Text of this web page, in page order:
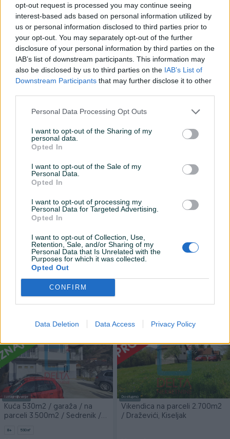
opt-out request is processed you may continue seeing
interest-based ads based on personal information utilized by
us or personal information disclosed to third parties prior to
your opt-out. You may separately opt-out of the further
disclosure of your personal information by third parties on the
IAB’s list of downstream participants. This information may
also be disclosed by us to third parties on the IAB’s List of
Downstream Participants that may further disclose it to other
Personal Data Processing Opt Outs
I want to opt-out of the Sharing of my
personal data.
Opted In
I want to opt-out of the Sale of my
Personal Data.
Opted In
I want to opt-out of processing my
Personal Data for Targeted Advertising.
Opted In
I want to opt-out of Collection, Use,
Retention, Sale, and/or Sharing of my
Personal Data that Is Unrelated with the
Purposes for which it was collected.
Opted Out
CONFIRM
Data Deletion Data Access Privacy Policy
prije godinu prije godinu
Iznajmljivanje
Namješten trosoban stan /
1.sprat / 69m2 / Grbavica /
69㎡
Na upit
Iznajmljivanje Dostupno
Namješten dvosoban stan /
garažno mjesto / Grbavica
Dvosoban (2)
Namješten dvosoban stan /
60m2 / Velešići / Novo
Dvosoban (2) 60㎡
Na upit
prije 2 godine
Trosoban stan / 1. sprat /
Trosoban (3) 79㎡
prije 2 godine
Iznajmljivanje
Kuća 530m2 / garaža / na
parceli 3.500m2 / Sedrenik /
8+ 530㎡
Dostupno
Vikendica na parceli 2.700m2
/ Draževići, Kiseljak